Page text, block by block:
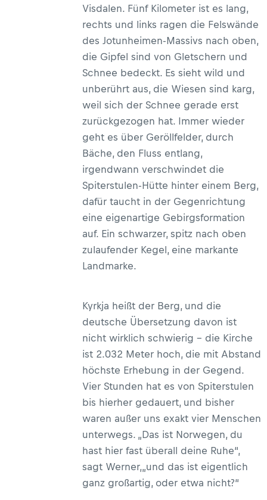
Visdalen. Fünf Kilometer ist es lang,
rechts und links ragen die Felswände
des Jotunheimen-Massivs nach oben,
die Gipfel sind von Gletschern und
Schnee bedeckt. Es sieht wild und
unberührt aus, die Wiesen sind karg,
weil sich der Schnee gerade erst
zurückgezogen hat. Immer wieder
geht es über Geröllfelder, durch
Bäche, den Fluss entlang,
irgendwann verschwindet die
Spiterstulen-Hütte hinter einem Berg,
dafür taucht in der Gegenrichtung
eine eigenartige Gebirgsformation
auf. Ein schwarzer, spitz nach oben
zulaufender Kegel, eine markante
Landmarke.
Kyrkja heißt der Berg, und die
deutsche Übersetzung davon ist
nicht wirklich schwierig – die Kirche
ist 2.032 Meter hoch, die mit Abstand
höchste Erhebung in der Gegend.
Vier Stunden hat es von Spiterstulen
bis hierher gedauert, und bisher
waren außer uns exakt vier Menschen
unterwegs. „Das ist Norwegen, du
hast hier fast überall deine Ruhe“,
sagt Werner,„und das ist eigentlich
ganz großartig, oder etwa nicht?“